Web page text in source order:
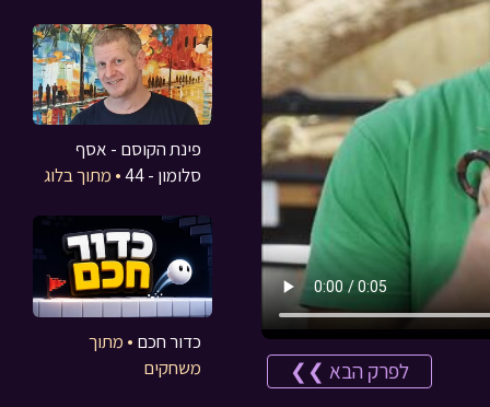
לפרק הבא ❯❯
פינת הקוסם - אסף
סלומון - 44
• מתוך בלוג
כדור חכם • מתוך
משחקים